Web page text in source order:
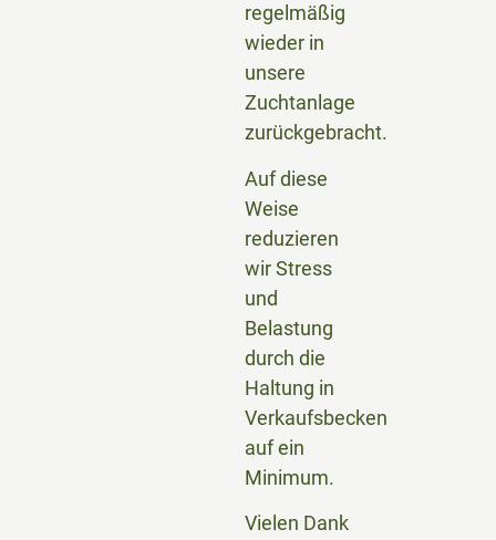
regelmäßig
wieder in
unsere
Zuchtanlage
zurückgebracht.
Auf diese
Weise
reduzieren
wir Stress
und
Belastung
durch die
Haltung in
Verkaufsbecken
auf ein
Minimum.
Vielen Dank